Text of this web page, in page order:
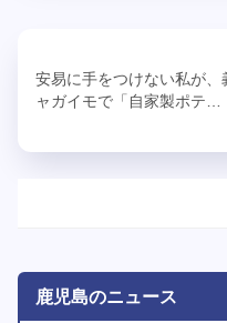
安易に手をつけない私が、
ャガイモで「自家製ポテ…
鹿児島のニュース